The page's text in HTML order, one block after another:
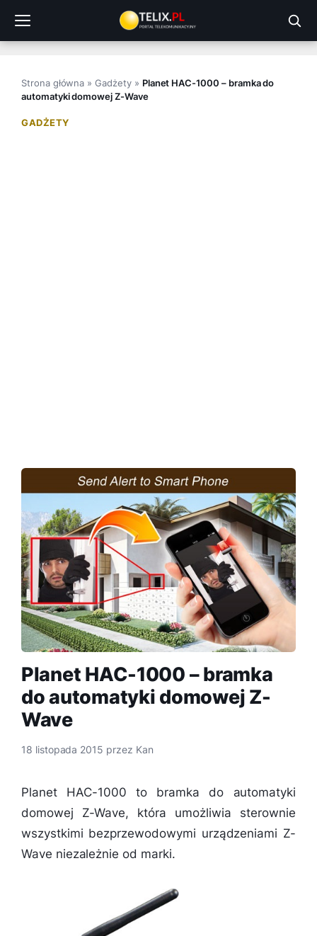
treści
Strona główna »Gadżety» Planet HAC-1000 – bramka do
automatyki domowej Z-Wave
GADŻETY
Planet HAC-1000 – bramka
do automatyki domowej Z-
Wave
18 listopada 2015 przez Kan
Planet HAC-1000 to bramka do automatyki
domowej Z-Wave, która umożliwia sterownie
wszystkimi bezprzewodowymi urządzeniami Z-
Wave niezależnie od marki.